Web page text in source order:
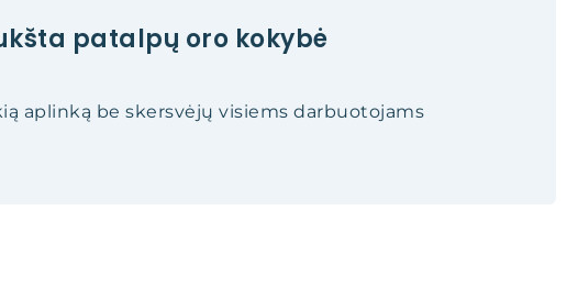
patalpų oro kokybė
aplinką be skersvėjų visiems darbuotojams